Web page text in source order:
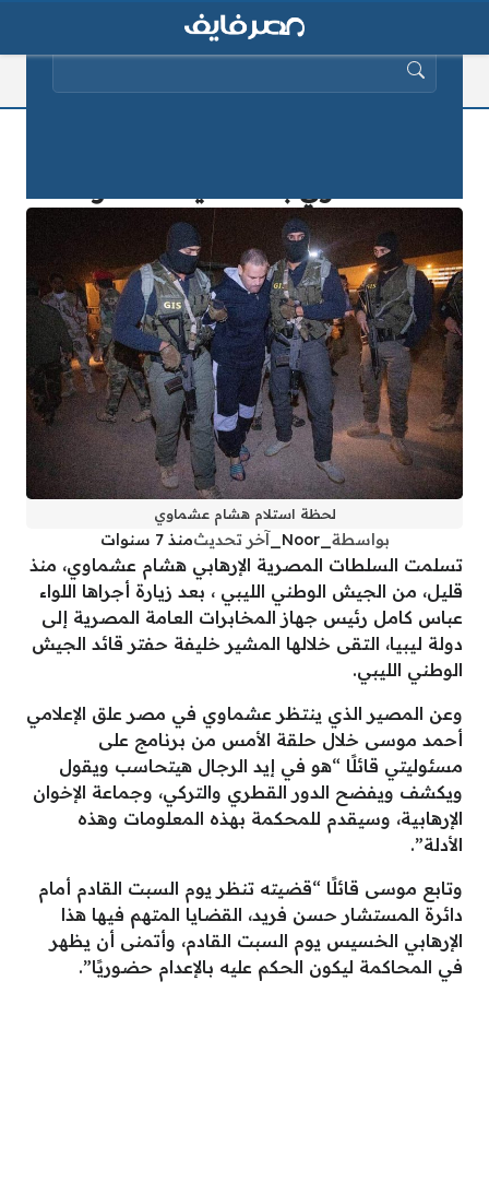
لحظة استلام هشام عشماوي
بواسطة _Noor_ آخر تحديثمنذ 7 سنوات
تسلمت السلطات المصرية الإرهابي هشام عشماوي، منذ
قليل، من الجيش الوطني الليبي ، بعد زيارة أجراها اللواء
عباس كامل رئيس جهاز المخابرات العامة المصرية إلى
دولة ليبيا، التقى خلالها المشير خليفة حفتر قائد الجيش
الوطني الليبي.
وعن المصير الذي ينتظر عشماوي في مصر علق الإعلامي
أحمد موسى خلال حلقة الأمس من برنامج على
مسئوليتي قائلًا “هو في إيد الرجال هيتحاسب ويقول
ويكشف ويفضح الدور القطري والتركي، وجماعة الإخوان
الإرهابية، وسيقدم للمحكمة بهذه المعلومات وهذه
الأدلة”.
وتابع موسى قائلًا “قضيته تنظر يوم السبت القادم أمام
دائرة المستشار حسن فريد، القضايا المتهم فيها هذا
الإرهابي الخسيس يوم السبت القادم، وأتمنى أن يظهر
في المحاكمة ليكون الحكم عليه بالإعدام حضوريًا”.
البحث عن: